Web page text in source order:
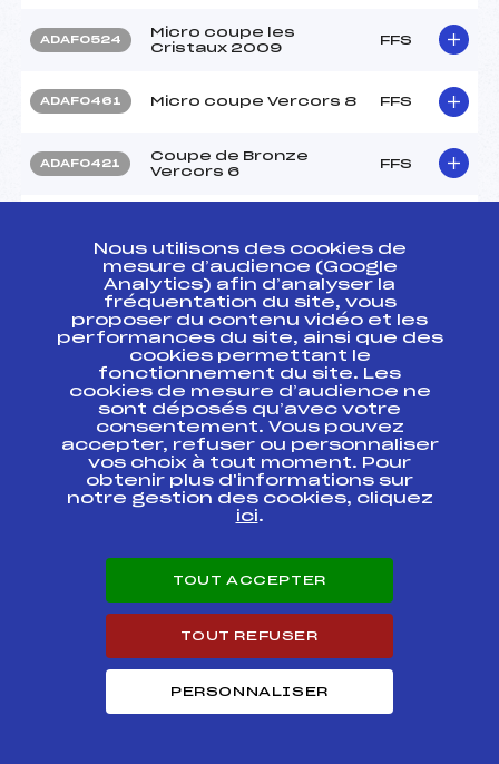
ADAF0524
Micro coupe les
Cristaux 2009
FFS
ADAF0461 Micro coupe Vercors 8 FFS
ADAF0421
Coupe de Bronze
Vercors 6
FFS
ADAF0221
Coupe de Bronze
Vercors 4
FFS
Coupe de Bronze
Vercors 2/U10 F
ADAF0056
Coupe de Bronze Alpe
d'Huez Cup 2009
FFS
Résultats Alpin 2018
CRISTAUX – ANNEE
FFS
Nous utilisons des cookies de
mesure d’audience (Google
Analytics) afin d’analyser la
fréquentation du site, vous
proposer du contenu vidéo et les
performances du site, ainsi que des
cookies permettant le
fonctionnement du site. Les
cookies de mesure d’audience ne
sont déposés qu’avec votre
consentement. Vous pouvez
accepter, refuser ou personnaliser
vos choix à tout moment. Pour
obtenir plus d'informations sur
notre gestion des cookies, cliquez
ici.
TOUT ACCEPTER
TOUT REFUSER
PERSONNALISER